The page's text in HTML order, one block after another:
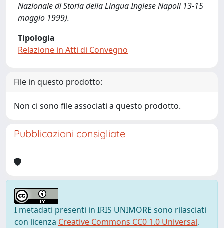
Nazionale di Storia della Lingua Inglese Napoli 13-15
maggio 1999).
Tipologia
Relazione in Atti di Convegno
File in questo prodotto:
Non ci sono file associati a questo prodotto.
Pubblicazioni consigliate
I metadati presenti in IRIS UNIMORE sono rilasciati
con licenza Creative Commons CC0 1.0 Universal,